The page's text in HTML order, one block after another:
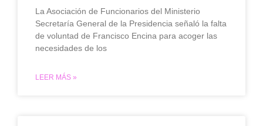
La Asociación de Funcionarios del Ministerio
Secretaría General de la Presidencia señaló la falta
de voluntad de Francisco Encina para acoger las
necesidades de los
LEER MÁS »